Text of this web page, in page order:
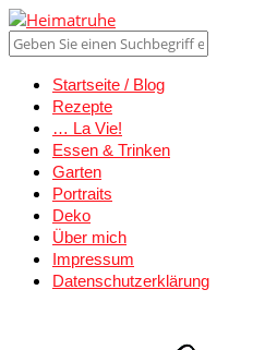
Startseite / Blog
Rezepte
… La Vie!
Essen & Trinken
Garten
Portraits
Deko
Über mich
Impressum
Datenschutzerklärung